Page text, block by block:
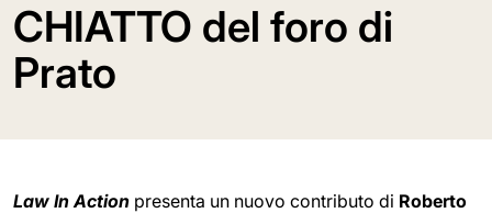
CHIATTO del foro di
Prato
Law In Action presenta un nuovo contributo di Roberto